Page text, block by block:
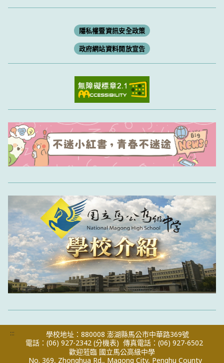
隱私權暨資訊安全政策
政府網站資料開放宣告
:::
學校地址：880008 澎湖縣馬公市中華路369號
電話：(06) 927-2342 (分機表) 傳真電話：(06) 927-6502
歡迎蒞臨 國立馬公高級中學
No. 369, Zhonghua Rd., Magong City, Penghu County